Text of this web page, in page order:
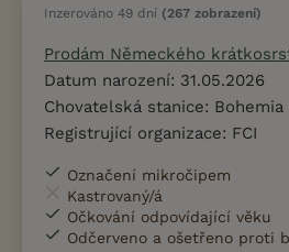
Inzerováno 49 dní (267 zobrazení)
Prodám Německého
Datum narození: 31.05.2026
Chovatelská stanice:
Registrující organizace: FCI
Označení mikročipem
Kastrovaný/á
Očkování odpovídající věku
Odčerveno a ošetřeno proti